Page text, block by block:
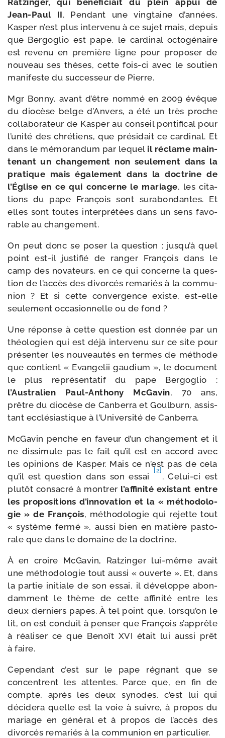
Ratzinger, qui béné­fi­ciait du plein appui de
Jean-​Paul II. Pendant une ving­taine d’années,
Kasper n’est plus inter­ve­nu à ce sujet mais, depuis
que Bergoglio est pape, le car­di­nal octo­gé­naire
est reve­nu en pre­mière ligne pour pro­po­ser de
nou­veau ses thèses, cette fois-​ci avec le sou­tien
mani­feste du suc­ces­seur de Pierre.
Mgr Bonny, avant d’être nom­mé en 2009 évêque
du dio­cèse belge d’Anvers, a été un très proche
col­la­bo­ra­teur de Kasper au conseil pon­ti­fi­cal pour
l’u­ni­té des chré­tiens, que pré­si­dait ce car­di­nal. Et
dans le mémo­ran­dum par lequel il réclame main­
te­nant un chan­ge­ment non seule­ment dans la
pra­tique mais éga­le­ment dans la doc­trine de
l’Église en ce qui concerne le mariage, les cita­
tions du pape François sont sur­abon­dantes. Et
elles sont toutes inter­pré­tées dans un sens favo­
rable au changement.
On peut donc se poser la ques­tion : jusqu’à quel
point est-​il jus­ti­fié de ran­ger François dans le
camp des nova­teurs, en ce qui concerne la ques­
tion de l’accès des divor­cés rema­riés à la com­mu­
nion ? Et si cette conver­gence existe, est-​elle
seule­ment occa­sion­nelle ou de fond ?
Une réponse à cette ques­tion est don­née par un
théo­lo­gien qui est déjà inter­ve­nu sur ce site pour
pré­sen­ter les nou­veau­tés en termes de méthode
que contient « Evangelii gau­dium », le docu­ment
le plus repré­sen­ta­tif du pape Bergoglio :
l’Australien Paul-​Anthony McGavin, 70 ans,
prêtre du dio­cèse de Canberra et Goulburn, assis­
tant ecclé­sias­tique à l’Université de Canberra.
McGavin penche en faveur d’un chan­ge­ment et il
ne dis­si­mule pas le fait qu’il est en accord avec
les opi­nions de Kasper. Mais ce n’est pas de cela
qu’il est ques­tion dans son essai
[2]
. Celui-​ci est
plu­tôt consa­cré à mon­trer l’affinité exis­tant entre
les pro­po­si­tions d’innovation et la « métho­do­lo­
gie » de François, métho­do­lo­gie qui rejette tout
« sys­tème fer­mé », aus­si bien en matière pas­to­
rale que dans le domaine de la doctrine.
À en croire McGavin, Ratzinger lui-​même avait
une métho­do­lo­gie tout aus­si « ouverte ». Et, dans
la par­tie ini­tiale de son essai, il déve­loppe abon­
dam­ment le thème de cette affi­ni­té entre les
deux der­niers papes. À tel point que, lorsqu’on le
lit, on est conduit à pen­ser que François s’apprête
à réa­li­ser ce que Benoît XVI était lui aus­si prêt
à faire.
Cependant c’est sur le pape régnant que se
concentrent les attentes. Parce que, en fin de
compte, après les deux synodes, c’est lui qui
déci­de­ra quelle est la voie à suivre, à pro­pos du
mariage en géné­ral et à pro­pos de l’accès des
divor­cés rema­riés à la com­mu­nion en particulier.